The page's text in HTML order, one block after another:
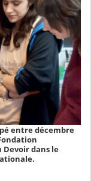
entre décembre
Devoir dans le